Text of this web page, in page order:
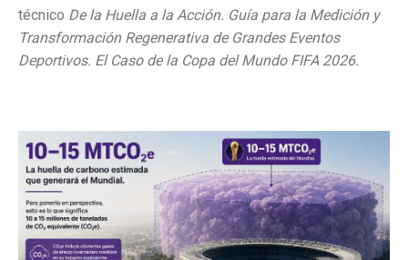
técnico De la Huella a la Acción. Guía para la Medición y
Transformación Regenerativa de Grandes Eventos
Deportivos. El Caso de la Copa del Mundo FIFA 2026.